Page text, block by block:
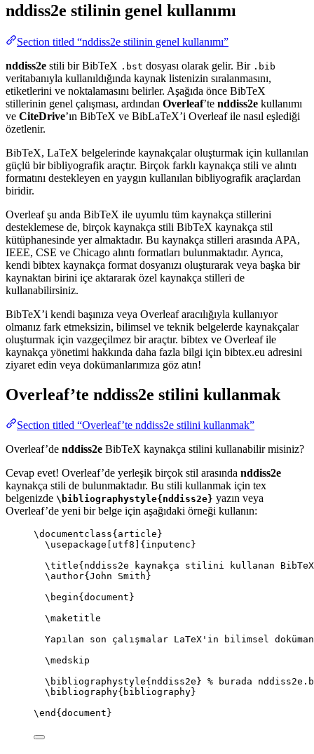
nddiss2e stilinin genel kullanımı
Section titled “nddiss2e stilinin genel kullanımı”
nddiss2e stili bir BibTeX .bst dosyası olarak gelir. Bir .bib
veritabanıyla kullanıldığında kaynak listenizin sıralanmasını,
etiketlerini ve noktalamasını belirler. Aşağıda önce BibTeX
stillerinin genel çalışması, ardından Overleaf’te nddiss2e kullanımı
ve CiteDrive’ın BibTeX ve BibLaTeX’i Overleaf ile nasıl eşlediği
özetlenir.
BibTeX, LaTeX belgelerinde kaynakçalar oluşturmak için kullanılan
güçlü bir bibliyografik araçtır. Birçok farklı kaynakça stili ve alıntı
formatını destekleyen en yaygın kullanılan bibliyografik araçlardan
biridir.
Overleaf şu anda BibTeX ile uyumlu tüm kaynakça stillerini
desteklemese de, birçok kaynakça stili BibTeX kaynakça stil
kütüphanesinde yer almaktadır. Bu kaynakça stilleri arasında APA,
IEEE, CSE ve Chicago alıntı formatları bulunmaktadır. Ayrıca,
kendi bibtex kaynakça format dosyanızı oluşturarak veya başka bir
kaynaktan birini içe aktararak özel kaynakça stilleri de
kullanabilirsiniz.
BibTeX’i kendi başınıza veya Overleaf aracılığıyla kullanıyor
olmanız fark etmeksizin, bilimsel ve teknik belgelerde kaynakçalar
oluşturmak için vazgeçilmez bir araçtır. bibtex ve Overleaf ile
kaynakça yönetimi hakkında daha fazla bilgi için bibtex.eu adresini
ziyaret edin veya dokümanlarımıza göz atın!
Overleaf’te nddiss2e stilini kullanmak
Section titled “Overleaf’te nddiss2e stilini kullanmak”
Overleaf’de nddiss2e BibTeX kaynakça stilini kullanabilir misiniz?
Cevap evet! Overleaf’de yerleşik birçok stil arasında nddiss2e
kaynakça stili de bulunmaktadır. Bu stili kullanmak için tex
belgenizde \bibliographystyle{nddiss2e} yazın veya
Overleaf’de yeni bir belge için aşağıdaki örneği kullanın:
\documentclass{ article }
\usepackage
utf8 ]{ inputenc }
\title{nddiss2e kaynakça stilini kullanan
\author{John Smith}
\begin{ document }
\maketitle
Yapılan son çalışmalar LaTeX'in bilimsel
\medskip
\bibliographystyle{nddiss2e} % burada
\bibliography{bibliography}
\end { document }